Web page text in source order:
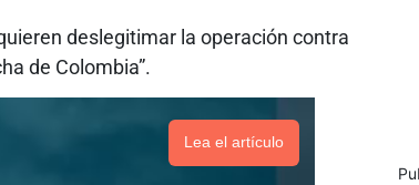
deslegitimar la operación contra
de Colombia”.
Lea el artículo